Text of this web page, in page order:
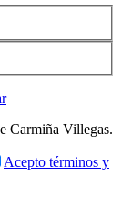
Carmiña Villegas.
Acepto términos y